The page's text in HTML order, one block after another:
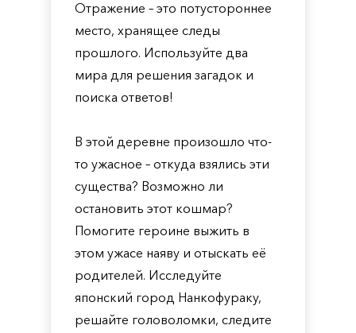
Отражение – это потустороннее
место, хранящее следы
прошлого. Используйте два
мира для решения загадок и
поиска ответов!
В этой деревне произошло что-
то ужасное – откуда взялись эти
существа? Возможно ли
остановить этот кошмар?
Помогите героине выжить в
этом ужасе наяву и отыскать её
родителей. Исследуйте
японский город Нанкофураку,
решайте головоломки, следите